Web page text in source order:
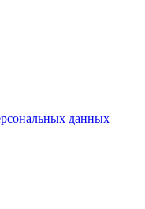
данных